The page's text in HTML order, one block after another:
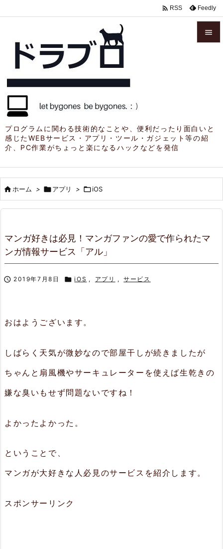
プログラムに関わる技術的なことや、便利だったり面白いと
感じたWEBサービス・アプリ・ツール・ガジェット等の紹
介、PC作業がちょっと楽になるハックなどを発信


次へ
 RSS Feedly
ホーム > アプリ > iOS
マンガ好きは必見！マンガファンの愛で作られたマ
ンガ情報サービス「アル」
 2019年7月8日  iOS , アプリ , サービス
おはようございます。
しばらく天気が微妙なので部屋干しが続きましたが
ちゃんと扇風機やサーキュレーターを使えば生乾きの
嫌な臭いもせず問題ないですね！
よかったよかった。
ということで、
マンガが大好きな人必見のサービスを紹介します。
スポンサーリンク